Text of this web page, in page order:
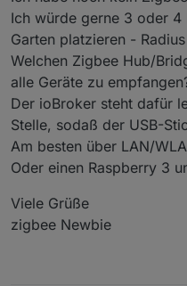
Ich würde gerne 3 oder 4
Garten platzieren -
Welchen Zigbee Hub/
alle Geräte zu
Der ioBroker steht dafür
Stelle, sodaß der USB-
Am besten über LAN/
Oder einen Raspberry 3
Viele Grüße
zigbee Newbie